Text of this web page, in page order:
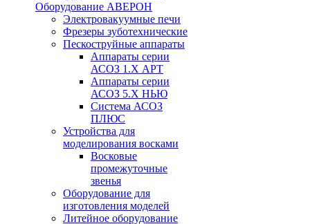
Оборудование АВЕРОН
Электровакуумные печи
Фрезеры зуботехнические
Пескоструйные аппараты
Аппараты серии
АСОЗ 1.Х АРТ
Аппараты серии
АСОЗ 5.Х НЬЮ
Система АСОЗ
ПЛЮС
Устройства для
моделирования восками
Восковые
промежуточные
звенья
Оборудование для
изготовления моделей
Литейное оборудование